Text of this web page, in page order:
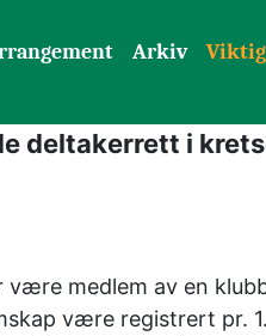
Arkiv
deltakerrett i
være medlem av en
være registrert pr.